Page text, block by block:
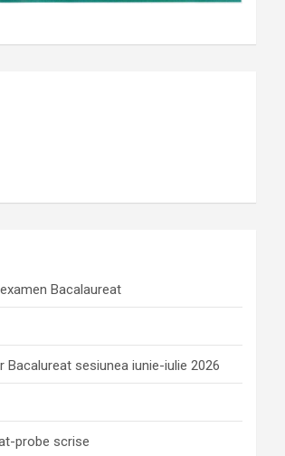
Bacalaureat
Bacalureat sesiunea iunie-iulie 2026
probe scrise